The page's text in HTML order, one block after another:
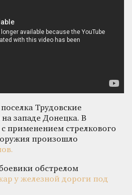
Трудовские
западе Донецка. В
с применением стрелкового
произошло
обстрелом
у железной дороги под